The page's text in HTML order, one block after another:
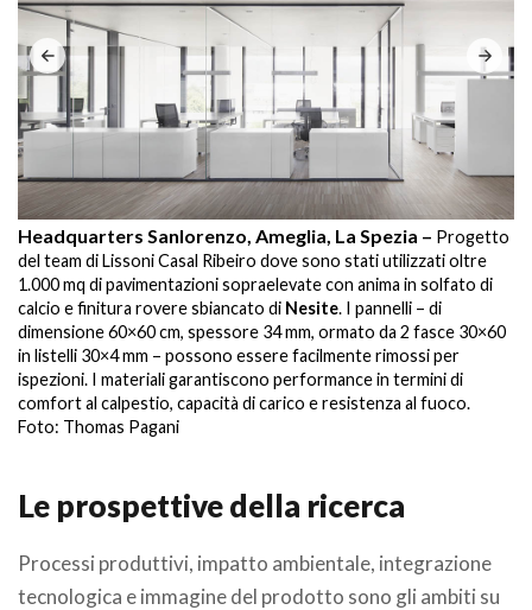
Headquarters Sanlorenzo, Ameglia, La Spezia – Progetto
del team di Lissoni Casal Ribeiro dove sono stati utilizzati oltre
1.000 mq di pavimentazioni sopraelevate con anima in solfato di
calcio e finitura rovere sbiancato di Nesite. I pannelli – di
dimensione 60×60 cm, spessore 34 mm, ormato da 2 fasce 30×60
in listelli 30×4 mm – possono essere facilmente rimossi per
ispezioni. I materiali garantiscono performance in termini di
comfort al calpestio, capacità di carico e resistenza al fuoco.
Foto: Thomas Pagani
Le prospettive della ricerca
Processi produttivi, impatto ambientale, integrazione
tecnologica e immagine del prodotto sono gli ambiti su